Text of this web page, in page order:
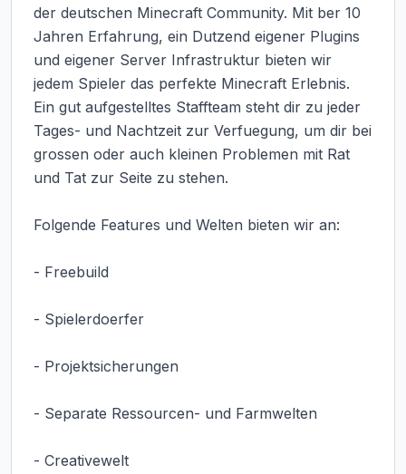
der deutschen Minecraft Community. Mit ber 10
Jahren Erfahrung, ein Dutzend eigener Plugins
und eigener Server Infrastruktur bieten wir
jedem Spieler das perfekte Minecraft Erlebnis.
Ein gut aufgestelltes Staffteam steht dir zu jeder
Tages- und Nachtzeit zur Verfuegung, um dir bei
grossen oder auch kleinen Problemen mit Rat
und Tat zur Seite zu stehen.
Folgende Features und Welten bieten wir an:
- Freebuild
- Spielerdoerfer
- Projektsicherungen
- Separate Ressourcen- und Farmwelten
- Creativewelt